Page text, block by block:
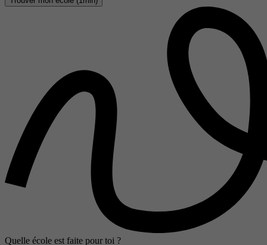
Quelle école est faite pour toi ?